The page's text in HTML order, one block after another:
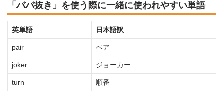
「ババ抜き」を使う際に一緒に使われやすい単語
英単語 日本語訳
pair ペア
joker ジョーカー
turn 順番